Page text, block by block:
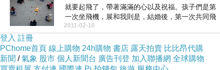
就要起飛了，帶著滿滿的心以及祝福。孩子們是第
一次坐飛機，展和我則是，結婚後，第一次共同飛
行。我要去佛...
2011-02-10
登入 註冊
PChome首頁 線上購物 24h購物 書店 露天拍賣 比比昂代購
新聞 /氣象 股市 個人新聞台 廣告刊登 加入聯播網 全球購物